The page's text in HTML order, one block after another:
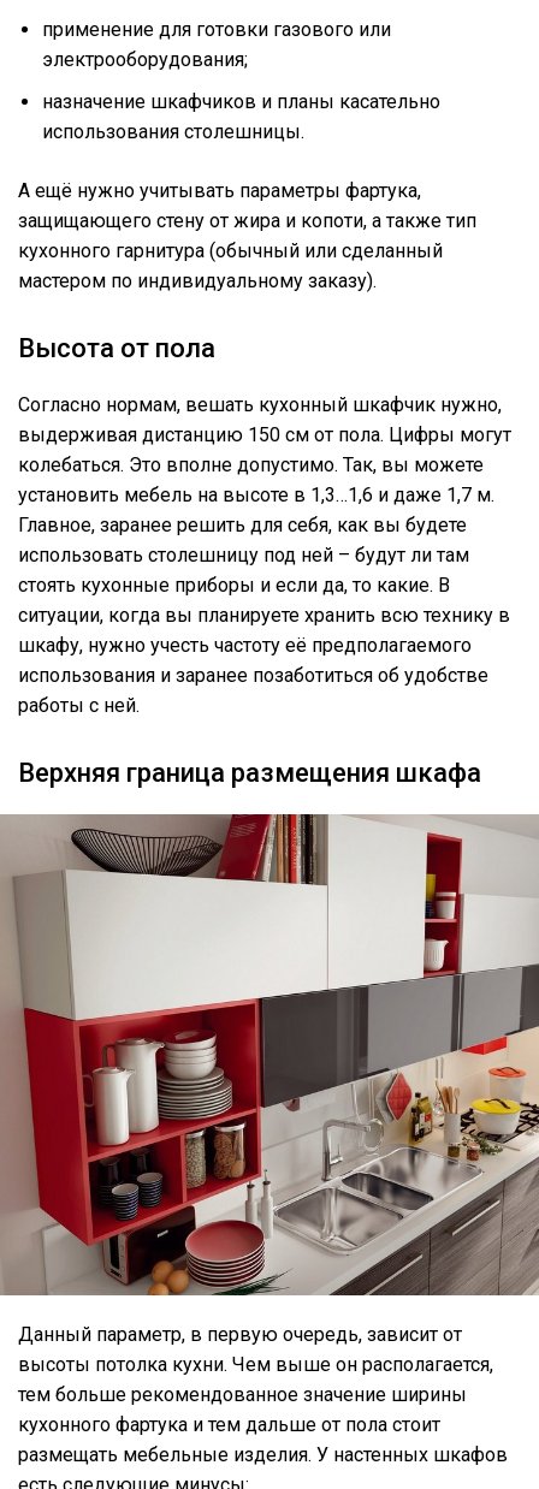
применение для готовки газового или
электрооборудования;
назначение шкафчиков и планы касательно
использования столешницы.
А ещё нужно учитывать параметры фартука,
защищающего стену от жира и копоти, а также тип
кухонного гарнитура (обычный или сделанный
мастером по индивидуальному заказу).
Высота от пола
Согласно нормам, вешать кухонный шкафчик нужно,
выдерживая дистанцию 150 см от пола. Цифры могут
колебаться. Это вполне допустимо. Так, вы можете
установить мебель на высоте в 1,3…1,6 и даже 1,7 м.
Главное, заранее решить для себя, как вы будете
использовать столешницу под ней – будут ли там
стоять кухонные приборы и если да, то какие. В
ситуации, когда вы планируете хранить всю технику в
шкафу, нужно учесть частоту её предполагаемого
использования и заранее позаботиться об удобстве
работы с ней.
Верхняя граница размещения шкафа
Данный параметр, в первую очередь, зависит от
высоты потолка кухни. Чем выше он располагается,
тем больше рекомендованное значение ширины
кухонного фартука и тем дальше от пола стоит
размещать мебельные изделия. У настенных шкафов